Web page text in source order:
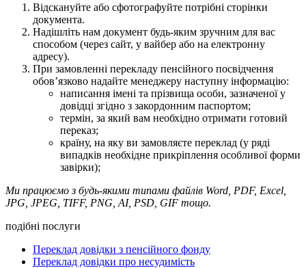
Відскануйте або сфотографуйте потрібні сторінки
документа.
Надішліть нам документ будь-яким зручним для вас
способом (через сайт, у вайбер або на електронну
адресу).
При замовленні перекладу пенсійного посвідчення
обов’язково надайте менеджеру наступну інформацію:
написання імені та прізвища особи, зазначеної у
довідці згідно з закордонним паспортом;
термін, за який вам необхідно отримати готовий
переказ;
країну, на яку ви замовляєте переклад (у ряді
випадків необхідне прикріплення особливої ​​форми
завірки);
Ми працюємо з будь-якими типами файлів Word, PDF, Excel,
JPG, JPEG, TIFF, PNG, AI, PSD, GIF тощо.
подібні послуги
Переклад довідки з пенсійного фонду
Переклад довідки про несудимість